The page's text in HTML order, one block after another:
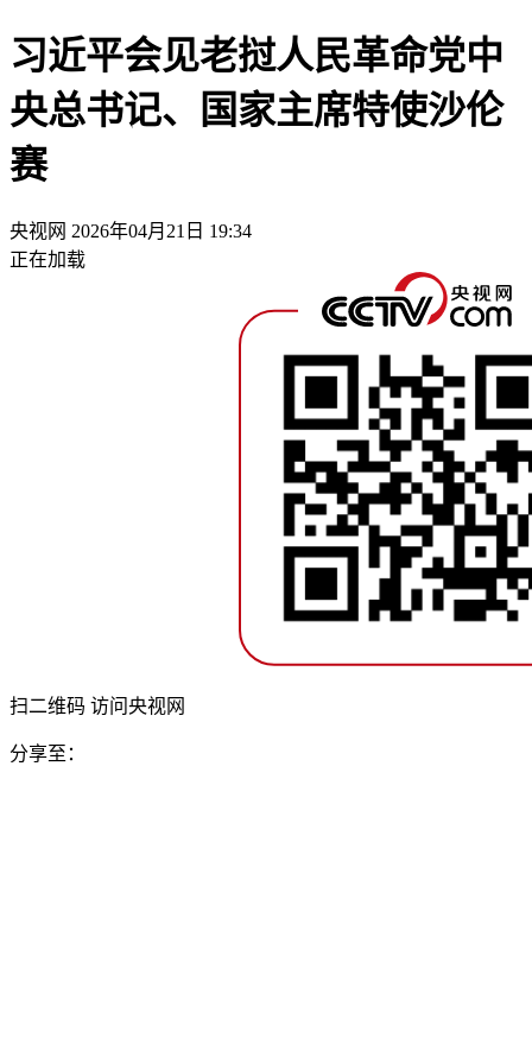
习近平会见老挝人民革命党中
央总书记、国家主席特使沙伦
赛
央视网 2026年04月21日 19:34
正在加载
扫二维码 访问央视网
分享至：